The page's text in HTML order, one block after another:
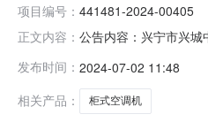
项目编号： 441481-2024-00405
正文内容： 公告内容：兴宁市兴
整）产品名称技术规
发布时间： 2024-07-02 11:48
相关产品：
柜式空调机